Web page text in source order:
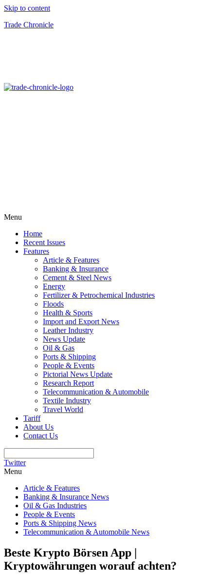
Skip to content
Trade Chronicle
Menu
Home
Recent Issues
Features
Article & Features
Banking & Insurance
Cement & Steel News
Energy
Fertilizer & Petrochemical Industries
Floods
Health & Sports
Import and Export News
Leather Industry
News Update
Oil & Gas
Ports & Shipping
People & Events
Pictorial News Update
Research Report
Telecommunication & Automobile
Textile Industry
Travel World
Tariff
About Us
Contact Us
Twitter
Menu
Article & Features
Banking & Insurance News
Oil & Gas Industries
People & Events
Ports & Shipping News
Telecommunication & Automobile News
Beste Krypto Börsen App |
Kryptowährungen worauf achten?